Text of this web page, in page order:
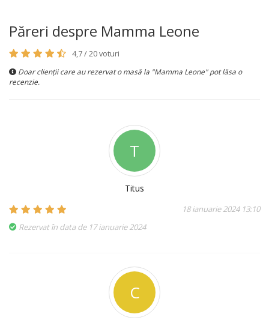
Păreri despre Mamma Leone
4,7 / 20 voturi
Doar clienții care au rezervat o masă la "Mamma Leone" pot lăsa o
recenzie.
T
Titus
18 ianuarie 2024 13:10
Rezervat în data de 17 ianuarie 2024
C